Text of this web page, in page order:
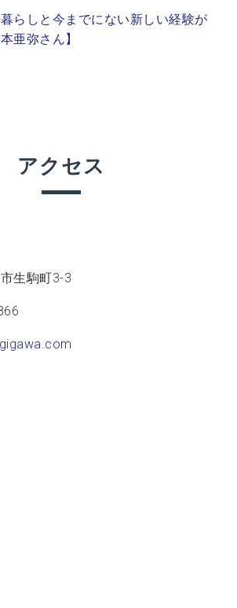
らしと今までにない新しい経験が
亜弥さん】
アクセス
生駒町3-3